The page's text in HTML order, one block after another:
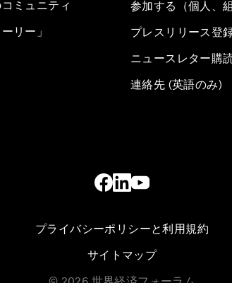
ミュニティ
リー」
参加する（個人、組
プレスリリース登
ニュースレター購
連絡先 (英語のみ)
プライバシーポリシーと利用規約
サイトマップ